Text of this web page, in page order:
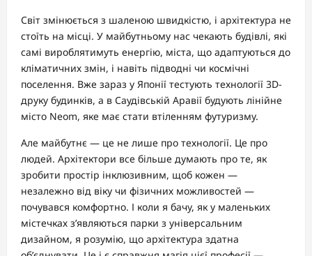
Світ змінюється з шаленою швидкістю, і архітектура не
стоїть на місці. У майбутньому нас чекають будівлі, які
самі вироблятимуть енергію, міста, що адаптуються до
кліматичних змін, і навіть підводні чи космічні
поселення. Вже зараз у Японії тестують технології 3D-
друку будинків, а в Саудівській Аравії будують лінійне
місто Neom, яке має стати втіленням футуризму.
Але майбутнє — це не лише про технології. Це про
людей. Архітектори все більше думають про те, як
зробити простір інклюзивним, щоб кожен —
незалежно від віку чи фізичних можливостей —
почувався комфортно. І коли я бачу, як у маленьких
містечках з’являються парки з універсальним
дизайном, я розумію, що архітектура здатна